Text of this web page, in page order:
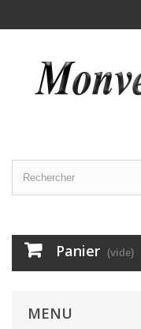
Panier (vide)
MENU